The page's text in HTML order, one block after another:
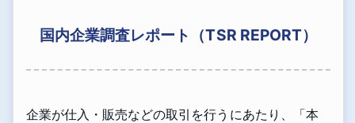
国内企業調査レポート（TSR REPORT）
企業が仕入・販売などの取引を行うにあたり、「本